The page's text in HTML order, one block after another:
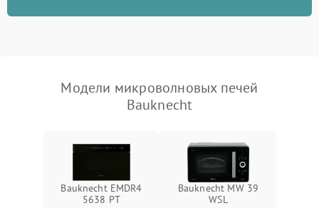
Сломался трансформатор Подробнее →
Модели микроволновых печей
Bauknecht
Bauknecht EMDR4
5638 PT
Bauknecht MW 39
WSL